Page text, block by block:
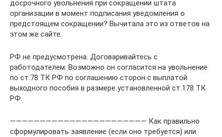
досрочного увольнения при сокращении штата
организации в момент подписания уведомления о
предстоящем сокращении? Вычитала это из ответов на
этом же сайте.
РФ не предусмотрена. Договаривайтесь с
работодателем. Возможно он согласится на увольнение
по ст.78 ТК РФ по соглашению сторон с выплатой
выходного пособия в размере установленной ст.178 ТК
РФ.
——————————————————————— Как правильно
сформулировать заявление (если оно требуется) или